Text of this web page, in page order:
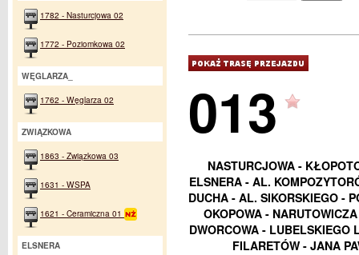
013
NASTURCJOWA -
ELSNERA - AL.
DUCHA - AL. SIKORSKIEGO -
OKOPOWA -
DWORCOWA -
FILARETÓW - JANA
1782 - Nasturcjowa 02
1772 - Poziomkowa 02
WĘGLARZA_
1762 - Węglarza 02
ZWIĄZKOWA
1863 - Związkowa 03
1631 - WSPA
1621 - Ceramiczna 01
ELSNERA